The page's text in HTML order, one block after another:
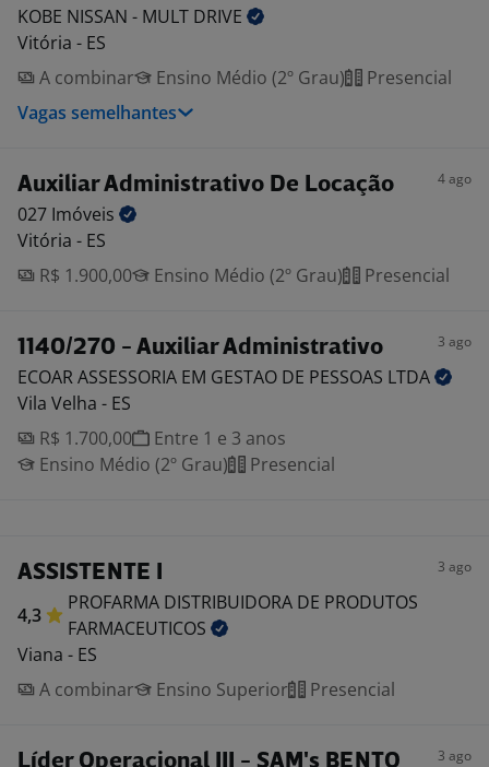
KOBE NISSAN - MULT DRIVE
Vitória - ES
A combinar
Ensino Médio (2º Grau)
Presencial
Vagas semelhantes
Auxiliar Administrativo De Locação 4 ago
027 Imóveis
Vitória - ES
R$ 1.900,00
Ensino Médio (2º Grau) Presencial
1140/270 - Auxiliar Administrativo 3 ago
ECOAR ASSESSORIA EM GESTAO DE PESSOAS LTDA
Vila Velha - ES
R$ 1.700,00
Entre 1 e 3 anos
Ensino Médio (2º Grau)
Presencial
ASSISTENTE I 3 ago
4,3
PROFARMA DISTRIBUIDORA DE PRODUTOS
FARMACEUTICOS
Viana - ES
A combinar
Ensino Superior Presencial
Líder Operacional III - SAM's BENTO
3 ago